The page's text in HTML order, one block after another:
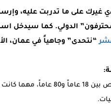
الدولي. كما سيدخل اسمك
“نتحدى” وجاهياً في عمان، الأردن بين 5 و7 كانون
أي شخص بين 18 عاماً